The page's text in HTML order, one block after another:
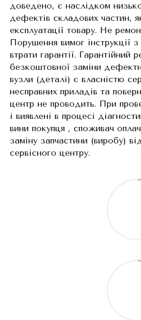
доведено, є наслідком
дефектів складових частин,
експлуатації товару. Не
Порушення вимог інструкції
втрати гарантії.
безкоштовної заміни
вузли (деталі) є власністю
несправних приладів та
центр не проводить. При
і виявлені в процесі
вини покупця , споживач
заміну запчастини (виробу)
сервісного центру.